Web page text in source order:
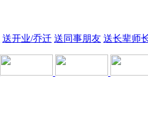
送开业/乔迁 送同事朋友 送长辈师